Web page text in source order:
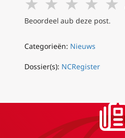
Beoordeel aub deze post.
Categorieën: Nieuws
Dossier(s): NCRegister